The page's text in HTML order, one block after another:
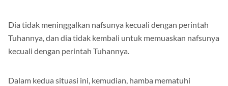
Dia tidak meninggalkan nafsunya kecuali dengan perintah
Tuhannya, dan dia tidak kembali untuk memuaskan nafsunya
kecuali dengan perintah Tuhannya.
Dalam kedua situasi ini, kemudian, hamba mematuhi